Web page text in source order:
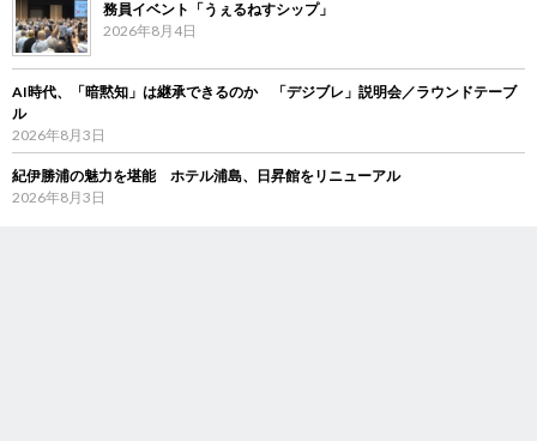
務員イベント「うぇるねすシップ」
2026年8月4日
AI時代、「暗黙知」は継承できるのか 「デジブレ」説明会／ラウンドテーブ
ル
2026年8月3日
紀伊勝浦の魅力を堪能 ホテル浦島、日昇館をリニューアル
2026年8月3日